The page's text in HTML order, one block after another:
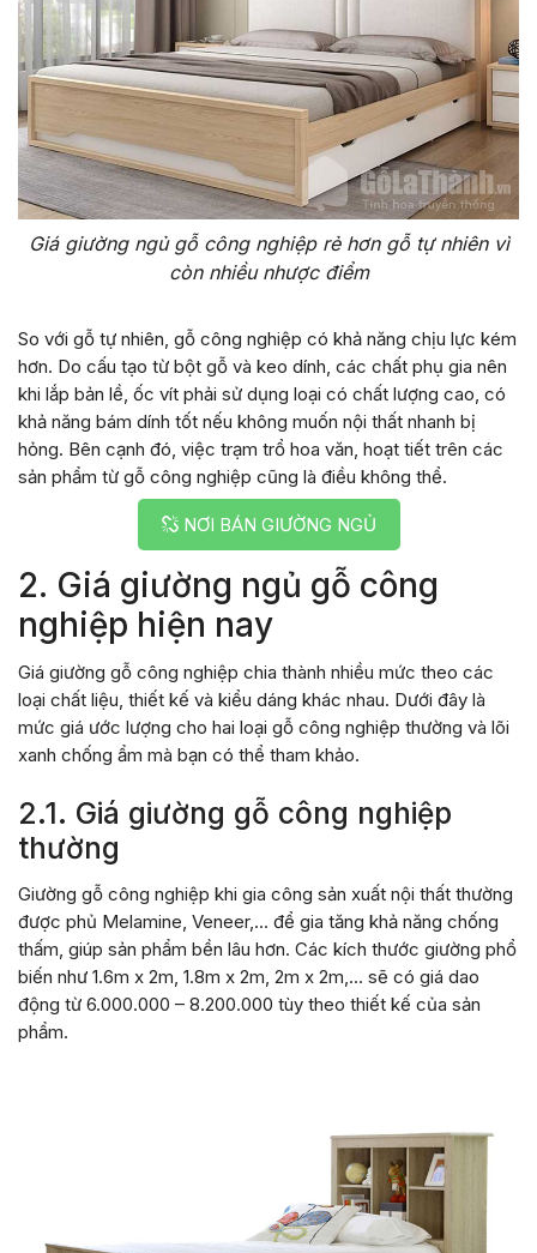
Giá giường ngủ gỗ công nghiệp rẻ hơn gỗ tự nhiên vì
còn nhiều nhược điểm
So với gỗ tự nhiên, gỗ công nghiệp có khả năng chịu lực kém
hơn. Do cấu tạo từ bột gỗ và keo dính, các chất phụ gia nên
khi lắp bản lề, ốc vít phải sử dụng loại có chất lượng cao, có
khả năng bám dính tốt nếu không muốn nội thất nhanh bị
hỏng. Bên cạnh đó, việc trạm trổ hoa văn, hoạt tiết trên các
sản phẩm từ gỗ công nghiệp cũng là điều không thể.
NƠI BÁN GIƯỜNG NGỦ
2. Giá giường ngủ gỗ công
nghiệp hiện nay
Giá giường gỗ công nghiệp chia thành nhiều mức theo các
loại chất liệu, thiết kế và kiểu dáng khác nhau. Dưới đây là
mức giá ước lượng cho hai loại gỗ công nghiệp thường và lõi
xanh chống ẩm mà bạn có thể tham khảo.
2.1. Giá giường gỗ công nghiệp
thường
Giường gỗ công nghiệp khi gia công sản xuất nội thất thường
được phủ Melamine, Veneer,… để gia tăng khả năng chống
thấm, giúp sản phẩm bền lâu hơn. Các kích thước giường phổ
biến như 1.6m x 2m, 1.8m x 2m, 2m x 2m,… sẽ có giá dao
động từ 6.000.000 – 8.200.000 tùy theo thiết kế của sản
phẩm.